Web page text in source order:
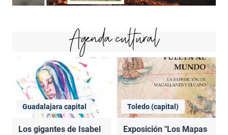
Agenda cultural
Guadalajara capital
Los gigantes de Isabel
Toledo (capital)
Exposición "Los Mapas